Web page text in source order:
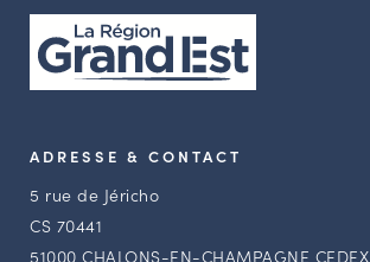
ADRESSE & CONTACT
5 rue de Jéricho
CS 70441
51000 CHALONS-EN-CHAMPAGNE CEDEX